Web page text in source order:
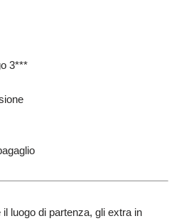
3***
luogo di partenza, gli extra in